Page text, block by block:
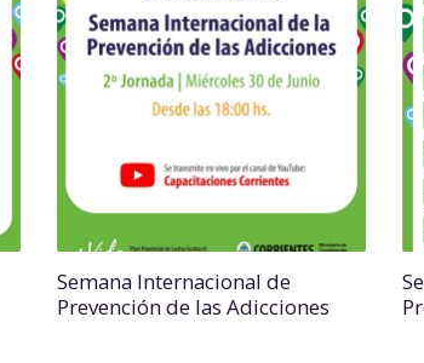
Semana Internacional de
Prevención de las Adicciones